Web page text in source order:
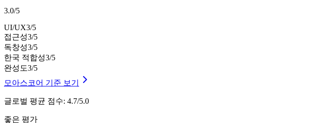
3.0/5
UI/UX3/5
접근성3/5
독창성3/5
한국 적합성3/5
완성도3/5
모아스코어 기준 보기
글로벌 평균 점수: 4.7/5.0
좋은 평가